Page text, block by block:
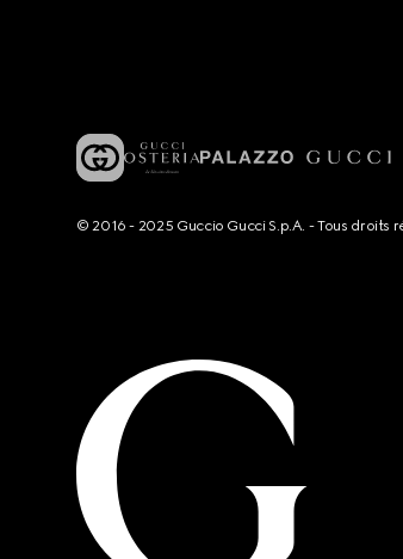
© 2016 - 2025 Guccio Gucci S.p.A. - Tous droits